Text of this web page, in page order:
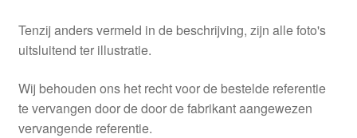
Tenzij anders vermeld in de beschrijving, zijn alle foto's
uitsluitend ter illustratie.
Wij behouden ons het recht voor de bestelde referentie
te vervangen door de door de fabrikant aangewezen
vervangende referentie.